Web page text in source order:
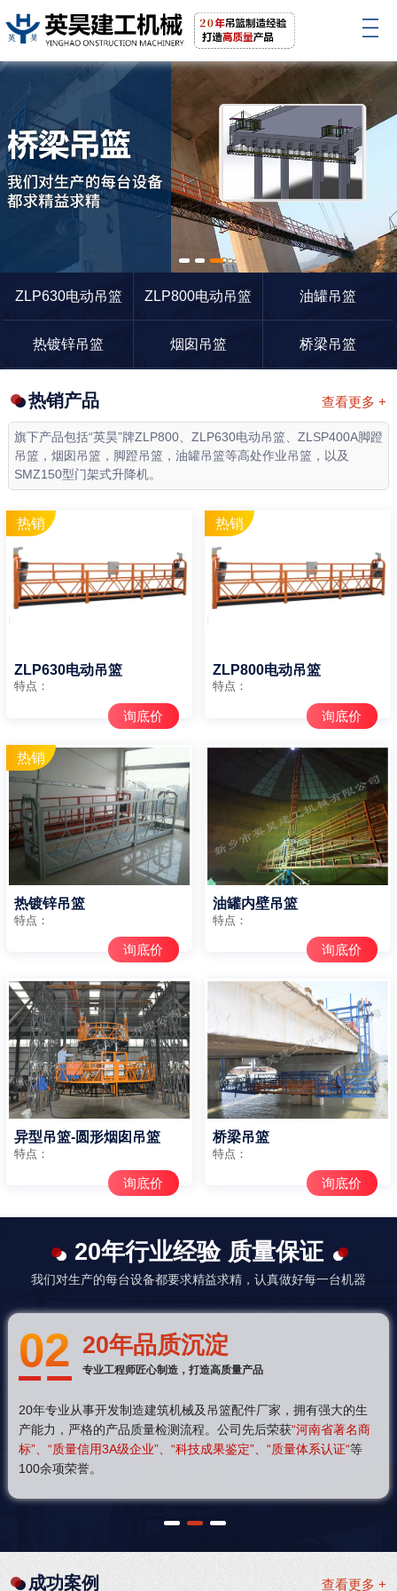
1 2 3
ZLP630电动吊篮
ZLP800电动吊篮 油罐吊篮
热镀锌吊篮 烟囱吊篮 桥梁吊篮
查看更多 +
热销产品
旗下产品包括“英昊”牌ZLP800、ZLP630电动吊篮、ZLSP400A脚蹬
吊篮，烟囱吊篮，脚蹬吊篮，油罐吊篮等高处作业吊篮，以及
SMZ150型门架式升降机。
ZLP630电动吊篮
特点：
询底价
ZLP800电动吊篮
特点：
询底价
热镀锌吊篮
特点：
询底价
油罐内壁吊篮
特点：
询底价
异型吊篮-圆形烟囱吊篮
特点：
询底价
桥梁吊篮
特点：
询底价
20年行业经验 质量保证
我们对生产的每台设备都要求精益求精，认真做好每一台机器
02 20年品质沉淀
专业工程师匠心制造，打造高质量产品
20年专业从事开发制造建筑机械及吊篮配件厂家，拥有强大的生
产能力，严格的产品质量检测流程。公司先后荣获“河南省著名商
标”、“质量信用3A级企业”、“科技成果鉴定”、“质量体系认证“等
100余项荣誉。
1 2 3
查看更多 +
成功案例